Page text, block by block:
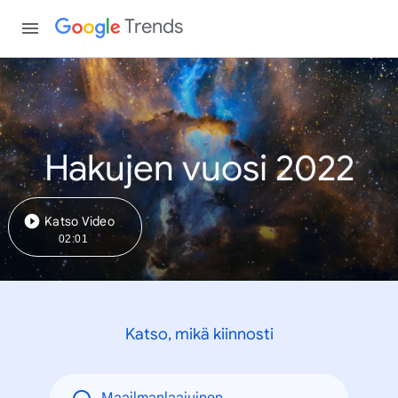
Trends
Hakujen vuosi 2022
Katso Video
02:01
Katso, mikä kiinnosti